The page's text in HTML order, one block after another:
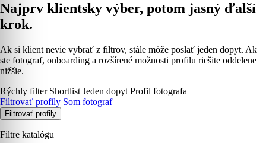
Najprv klientsky výber, potom jasný ďalší
krok.
Ak si klient nevie vybrať z filtrov, stále môže poslať jeden dopyt. Ak
ste fotograf, onboarding a rozšírené možnosti profilu riešite oddelene
nižšie.
Rýchly filter Shortlist Jeden dopyt Profil fotografa
Filtrovať profily Som fotograf
Filtrovať profily
Filtre katalógu